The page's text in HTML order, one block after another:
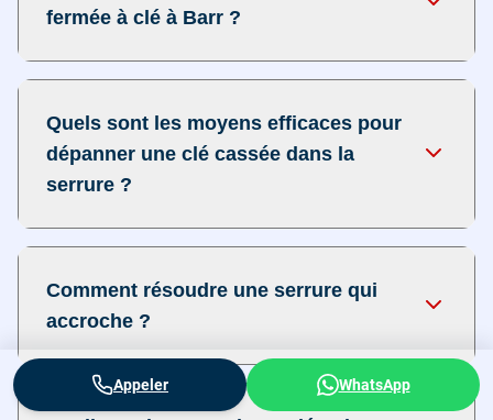
fermée à clé à Barr ?
Quels sont les moyens efficaces pour
dépanner une clé cassée dans la
serrure ?
Comment résoudre une serrure qui
accroche ?
Appeler WhatsApp